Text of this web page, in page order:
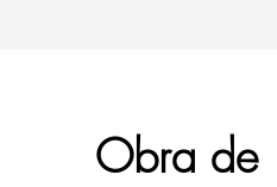
Obra de